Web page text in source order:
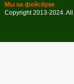
Мы на фейсбуке
Copyright 2013-2024.